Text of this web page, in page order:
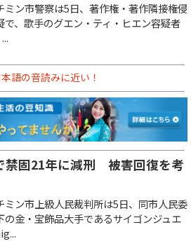
ン市警察は5日、著作権・著作隣接権侵
で、歌手のグエン・ティ・ヒエン容疑者
語の音読みに近い！
禁固21年に減刑 被害回復を考
ン市上級人民裁判所は5日、同市人民委
の金・宝飾品大手であるサイゴンジュエ